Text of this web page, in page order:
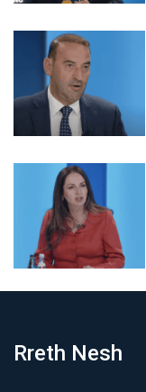
Rreth Nesh